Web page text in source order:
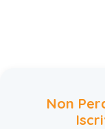
Non